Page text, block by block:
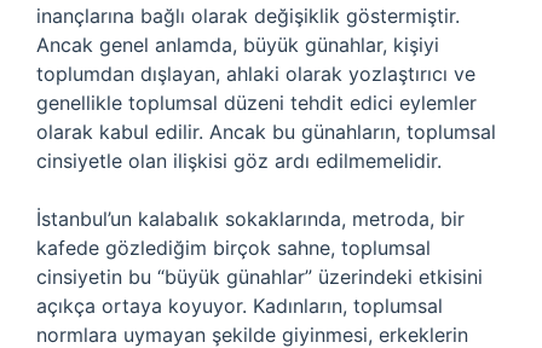
inançlarına bağlı olarak değişiklik göstermiştir.
Ancak genel anlamda, büyük günahlar, kişiyi
toplumdan dışlayan, ahlaki olarak yozlaştırıcı ve
genellikle toplumsal düzeni tehdit edici eylemler
olarak kabul edilir. Ancak bu günahların, toplumsal
cinsiyetle olan ilişkisi göz ardı edilmemelidir.
İstanbul’un kalabalık sokaklarında, metroda, bir
kafede gözlediğim birçok sahne, toplumsal
cinsiyetin bu “büyük günahlar” üzerindeki etkisini
açıkça ortaya koyuyor. Kadınların, toplumsal
normlara uymayan şekilde giyinmesi, erkeklerin